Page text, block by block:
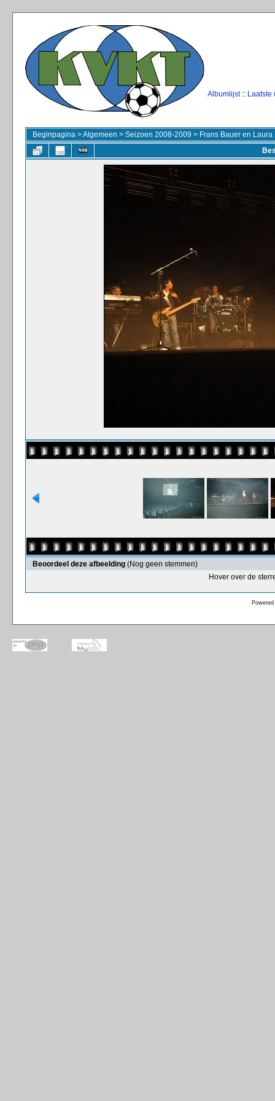
Albumlijst:: Laatste
Beginpagina >Algemeen > Seizoen 2008-2009 > Frans Bauer en
Beoordeel deze afbeelding (Nog geen stemmen)
Hover over de